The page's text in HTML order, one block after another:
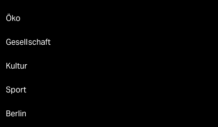
Öko
Gesellschaft
Kultur
Sport
Berlin